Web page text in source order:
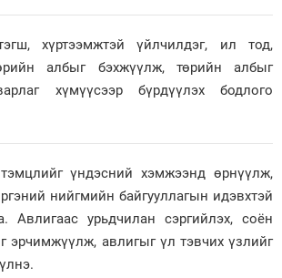
хүртээмжтэй үйлчилдэг, ил тод,
албыг бэхжүүлж, төрийн албыг
хүмүүсээр бүрдүүлэх бодлого
үндэсний хэмжээнд өрнүүлж,
нийгмийн байгууллагын идэвхтэй
Авлигаас урьдчилан сэргийлэх, соён
эрчимжүүлж, авлигыг үл тэвчих үзлийг